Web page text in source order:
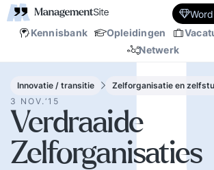
Kennisbank Opleidingen
Netwerk
Innovatie / transitie Zelforganisatie en
3 NOV.‘15
Verdraaide
Zelforganisaties